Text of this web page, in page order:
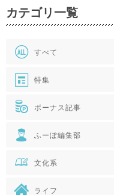
カテゴリ一覧
すべて
特集
ボーナス記事
ふーぽ編集部
文化系
ライフ